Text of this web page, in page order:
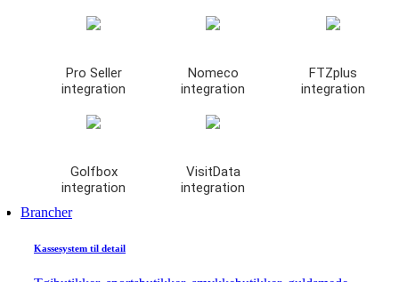
Pro Seller
integration
Nomeco
integration
FTZplus
integration
Golfbox
integration
VisitData
integration
Brancher
Kassesystem til detail